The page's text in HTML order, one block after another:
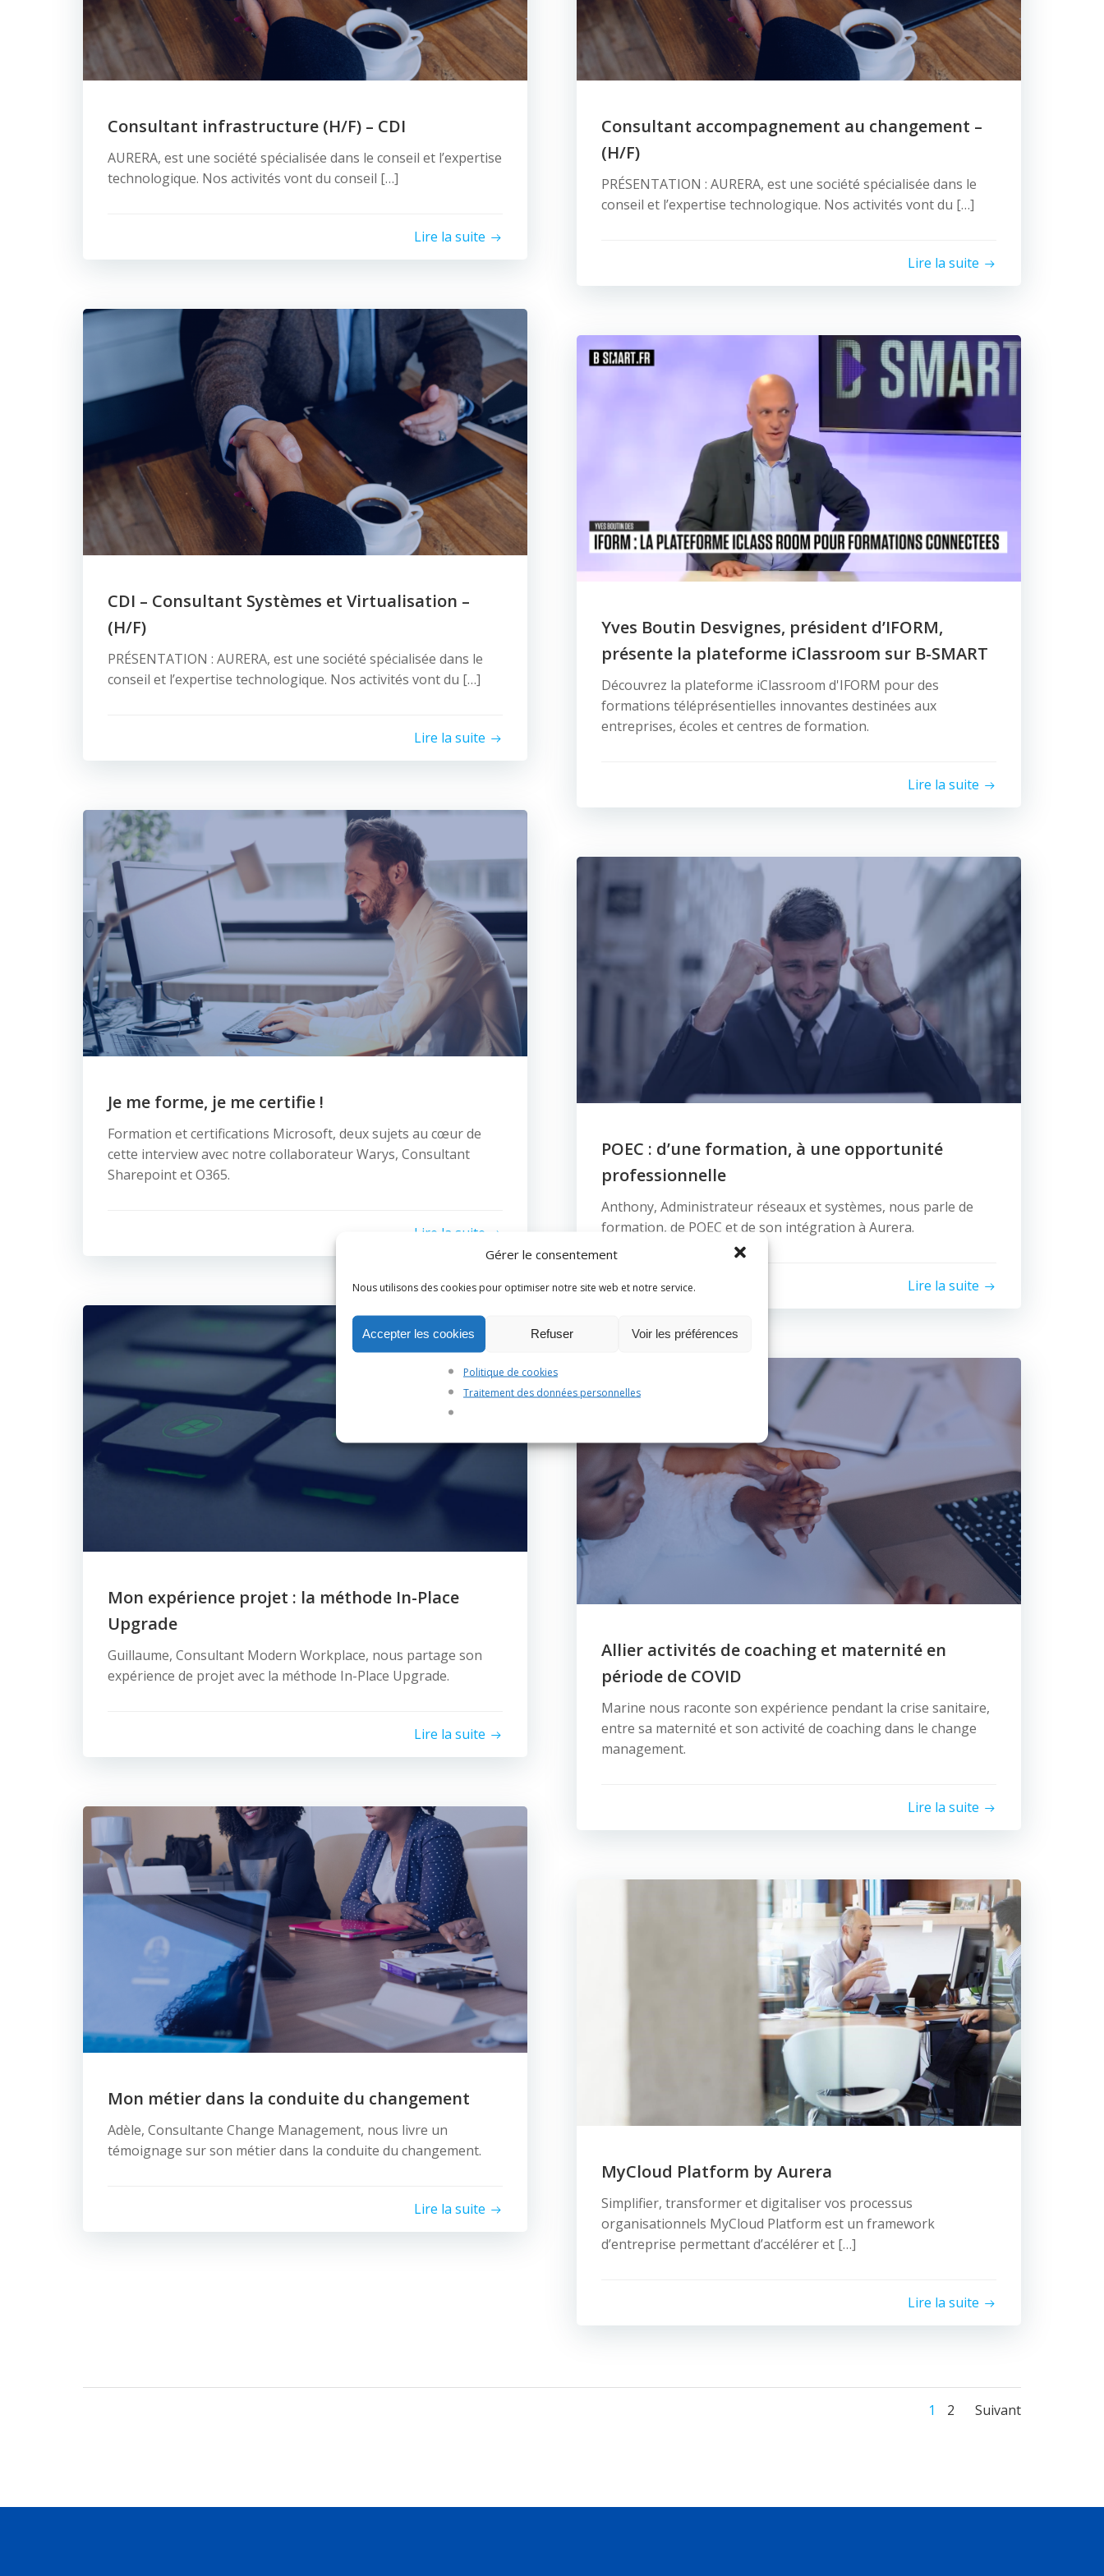
Gérer le consentement
Nous utilisons des cookies pour optimiser notre site web et notre service.
Accepter les cookies Refuser Voir les préférences
Politique de cookies
Traitement des données personnelles
Consultant infrastructure (H/F) – CDI
AURERA, est une société spécialisée dans le conseil et l’expertise
technologique. Nos activités vont du conseil […]
Lire la suite
Consultant accompagnement au changement –
(H/F)
PRÉSENTATION : AURERA, est une société spécialisée dans le
conseil et l’expertise technologique. Nos activités vont du […]
Lire la suite
CDI – Consultant Systèmes et Virtualisation –
(H/F)
PRÉSENTATION : AURERA, est une société spécialisée dans le
conseil et l’expertise technologique. Nos activités vont du […]
Lire la suite
Yves Boutin Desvignes, président d’IFORM,
présente la plateforme iClassroom sur B-SMART
Découvrez la plateforme iClassroom d'IFORM pour des
formations téléprésentielles innovantes destinées aux
entreprises, écoles et centres de formation.
Lire la suite
Je me forme, je me certifie !
Formation et certifications Microsoft, deux sujets au cœur de
cette interview avec notre collaborateur Warys, Consultant
Sharepoint et O365.
Lire la suite
POEC : d’une formation, à une opportunité
professionnelle
Anthony, Administrateur réseaux et systèmes, nous parle de
formation, de POEC et de son intégration à Aurera.
Lire la suite
Mon expérience projet : la méthode In-Place
Upgrade
Guillaume, Consultant Modern Workplace, nous partage son
expérience de projet avec la méthode In-Place Upgrade.
Lire la suite
Allier activités de coaching et maternité en
période de COVID
Marine nous raconte son expérience pendant la crise sanitaire,
entre sa maternité et son activité de coaching dans le change
management.
Lire la suite
Mon métier dans la conduite du changement
Adèle, Consultante Change Management, nous livre un
témoignage sur son métier dans la conduite du changement.
Lire la suite
MyCloud Platform by Aurera
Simplifier, transformer et digitaliser vos processus
organisationnels MyCloud Platform est un framework
d’entreprise permettant d’accélérer et […]
Lire la suite
Posts
Page
1 Page
2
Posts
Suivant